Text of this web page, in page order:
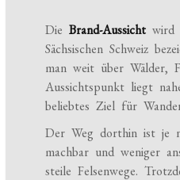
DieBrand-Aussicht wird
Sächsischen Schweiz
man weit über Wälder,
Aussichtspunkt liegt
beliebtes Ziel für
Der Weg dorthin ist je
machbar und weniger
steile Felsenwege.